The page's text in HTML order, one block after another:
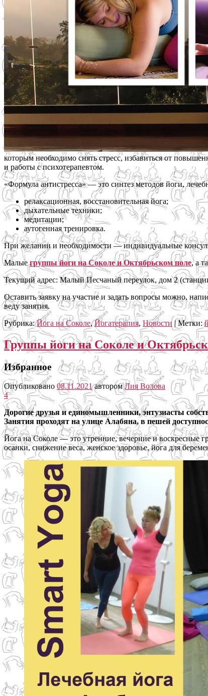
которым необходимо снять стресс, избавиться от
и работы с психотерапевтом.
«Формула антистресса» — это синтез методов йоги,
релаксационная, восстановительная йога;
дыхательные техники;
медитации;
аутогенная тренировка.
При желании и необходимости — индивидуальные
Малыегруппы йоги на Соколе и Октябрьском поле, а
Текущий адрес: Малый Песчаный переулок, дом 2
Оставить заявку на участие и задать вопросы можно,
веду занятия.
Рубрика: Йога на Соколе,Йогатерапия, Новости |Метки:
Группы йоги на Соколе и
Избранное
Опубликовано 08.11.2021 авторомЛия Волова
4
Дорогие друзья и единомышленники, энтузиасты
Занятия проходят на улице Алабяна, в пешей
Йога на Соколе — это утренние, вечерние и воскресные
осанки, снижение веса, женское здоровье, йога для